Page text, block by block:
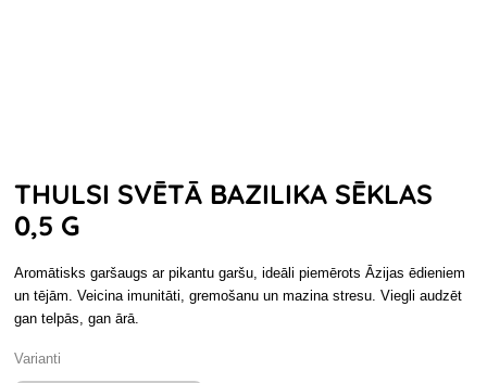
THULSI SVĒTĀ BAZILIKA SĒKLAS
0,5 G
Aromātisks garšaugs ar pikantu garšu, ideāli piemērots Āzijas ēdieniem
un tējām. Veicina imunitāti, gremošanu un mazina stresu. Viegli audzēt
gan telpās, gan ārā.
Varianti